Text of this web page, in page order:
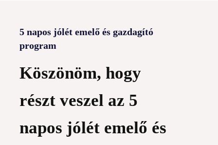
5 napos jólét emelő és gazdagító
program
Köszönöm, hogy
részt veszel az 5
napos jólét emelő és